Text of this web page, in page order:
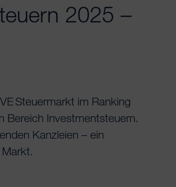
2025 –
Steuermarkt im Ranking
Bereich Investmentsteuern.
Kanzleien – ein